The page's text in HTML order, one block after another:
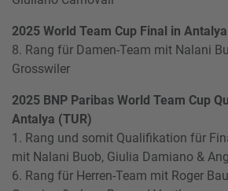
2025 World Team Cup Final in
8. Rang für Damen-Team mit Nalani
Grosswiler
2025 BNP Paribas World Team Cup
Antalya (TUR)
1. Rang und somit Qualifikation für
mit Nalani Buob, Giulia Damiano &
6. Rang für Herren-Team mit Roger